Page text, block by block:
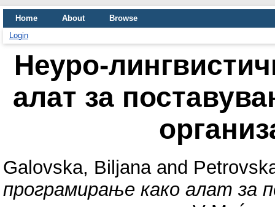
Home About
Browse
Login
Неуро-
алат за
Galovska, Biljanaand
програмирање како алат за